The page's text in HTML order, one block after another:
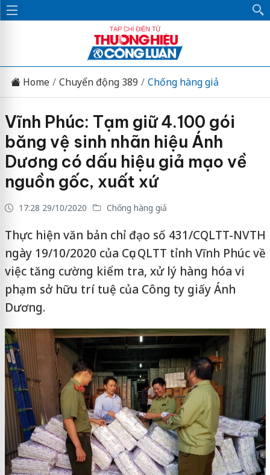
Home Chuyển động 389 Chống hàng giả
Vĩnh Phúc: Tạm giữ 4.100 gói
băng vệ sinh nhãn hiệu Ánh
Dương có dấu hiệu giả mạo về
nguồn gốc, xuất xứ
17:28 29/10/2020 Chống hàng giả
Thực hiện văn bản chỉ đạo số 431/CQLTT-NVTH
ngày 19/10/2020 của Cục QLTT tỉnh Vĩnh Phúc về
việc tăng cường kiểm tra, xử lý hàng hóa vi
phạm sở hữu trí tuệ của Công ty giấy Ánh
Dương.